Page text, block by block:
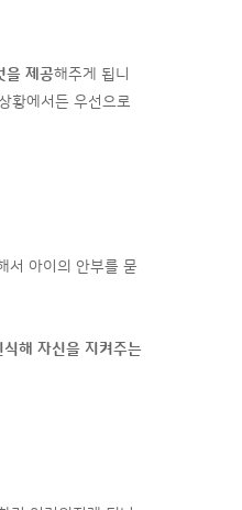
을 제공해주게 됩니
황에서든 우선으로
서 아이의 안부를 묻
식해 자신을 지켜주는